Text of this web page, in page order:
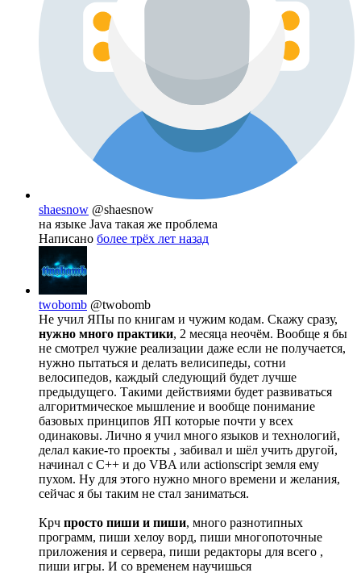
shaesnow @shaesnow
на языке Java такая же проблема
Написано более трёх лет назад
twobomb @twobomb
Не учил ЯПы по книгам и чужим кодам. Скажу сразу,
нужно много практики, 2 месяца неочём. Вообще я бы
не смотрел чужие реализации даже если не получается,
нужно пытаться и делать велисипеды, сотни
велосипедов, каждый следующий будет лучше
предыдущего. Такими действиями будет развиваться
алгоритмическое мышление и вообще понимание
базовых принципов ЯП которые почти у всех
одинаковы. Лично я учил много языков и технологий,
делал какие-то проекты , забивал и шёл учить другой,
начинал с C++ и до VBA или actionscript земля ему
пухом. Ну для этого нужно много времени и желания,
сейчас я бы таким не стал заниматься.
Крч просто пиши и пиши, много разнотипных
программ, пиши хелоу ворд, пиши многопоточные
приложения и сервера, пиши редакторы для всего ,
пиши игры. И со временем научишься